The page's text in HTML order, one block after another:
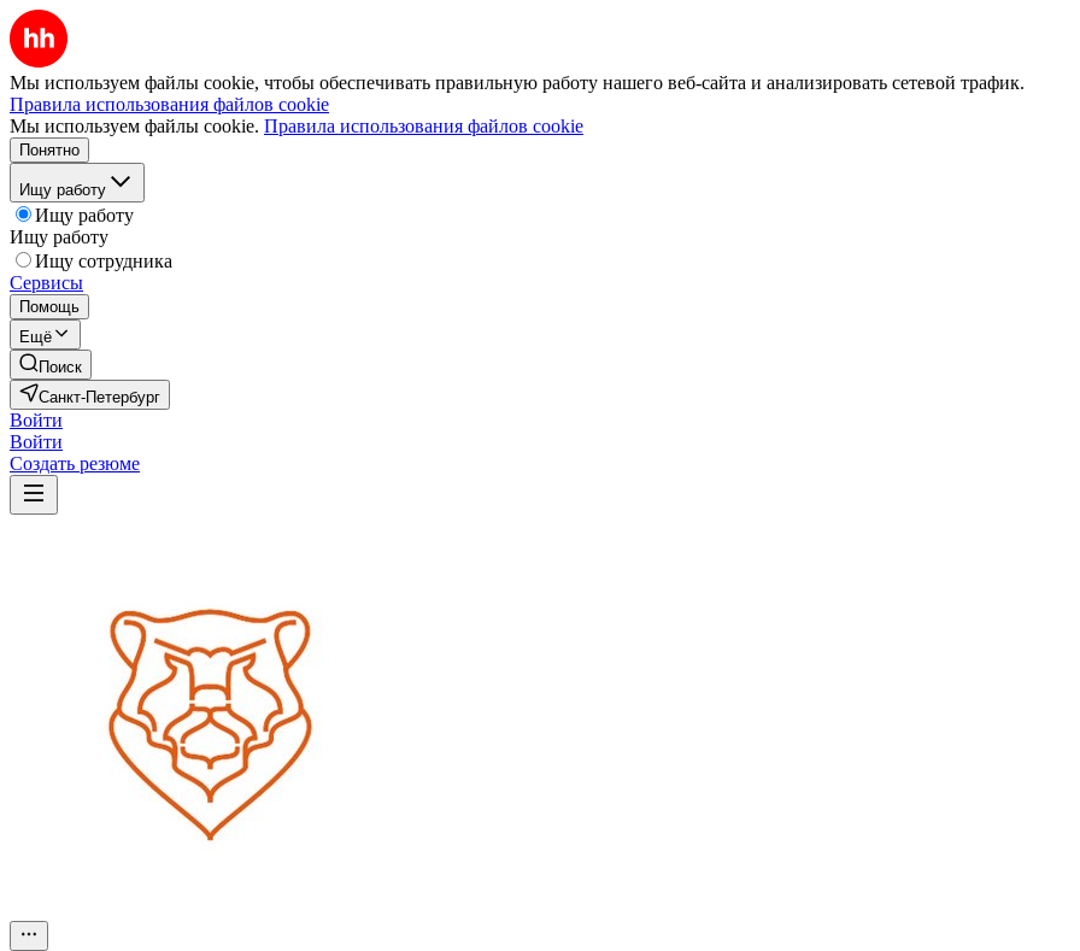
Мы используем файлы cookie, чтобы обеспечивать правильную работу нашего веб-сайта и анализировать сетевой трафик.
Правила использования файлов cookie
Мы используем файлы cookie. Правила использования файлов cookie
Понятно
Ищу работу
Ищу работу
Ищу работу
Ищу сотрудника
Сервисы
Помощь
Ещё
Поиск
Санкт-Петербург
Войти
Войти
Создать резюме